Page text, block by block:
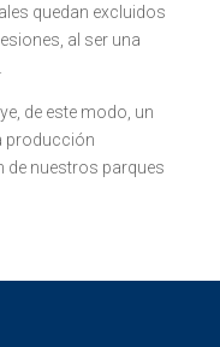
quedan excluidos
al ser una
de este modo, un
producción
de nuestros parques